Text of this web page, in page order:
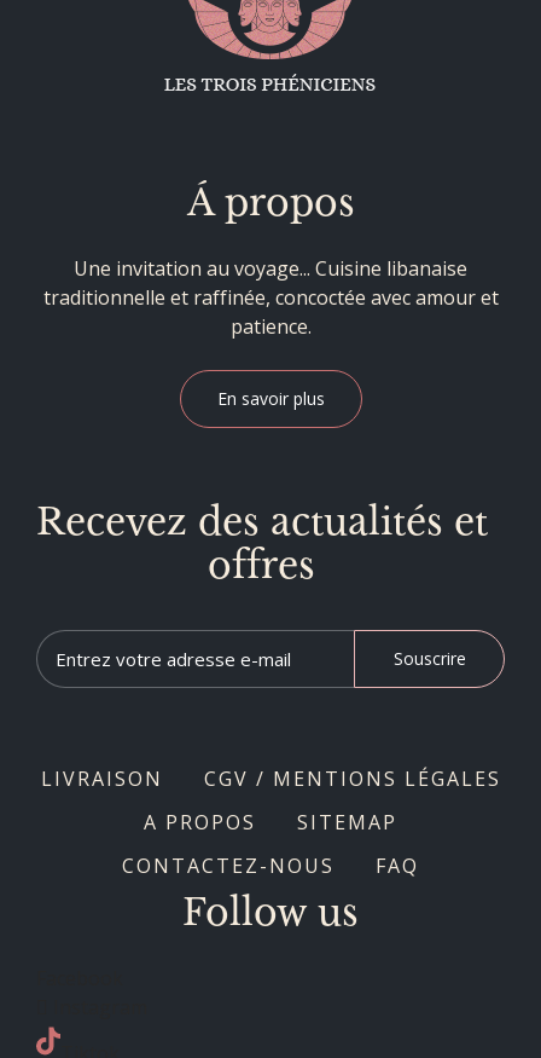
Á propos
Une invitation au voyage... Cuisine libanaise
traditionnelle et raffinée, concoctée avec amour et
patience.
En savoir plus
Recevez des actualités et
offres
Souscrire
LIVRAISON
CGV / MENTIONS LÉGALES
A PROPOS
SITEMAP
CONTACTEZ-NOUS
FAQ
Follow us